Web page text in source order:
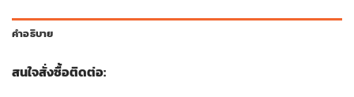
คำอธิบาย
สนใจสั่งซื้อติดต่อ: